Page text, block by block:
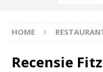
HOME
Recensie